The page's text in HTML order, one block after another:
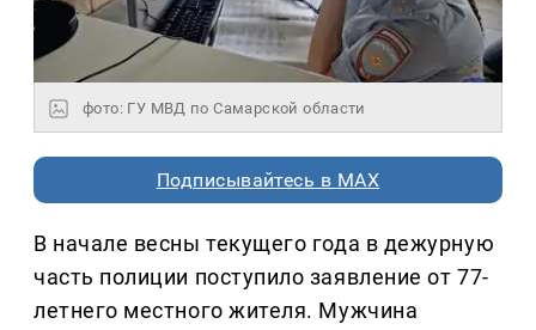
фото: ГУ МВД по Самарской области
Подписывайтесь в MAX
В начале весны текущего года в дежурную
часть полиции поступило заявление от 77-
летнего местного жителя. Мужчина